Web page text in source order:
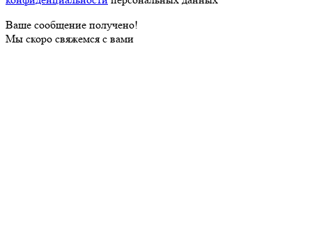
Ваше сообщение получено!
Мы скоро свяжемся с вами